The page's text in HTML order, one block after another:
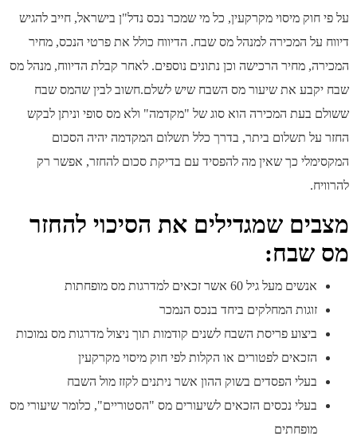
מיסוי מקרקעין, כל מי שמכר נכס נדל"ן בישראל, חייב להגיש
על המכירה למנהל מס שבח. הדיווח כולל את פרטי הנכס, מחיר
מחיר הרכישה וכן נתונים נוספים. לאחר קבלת הדיווח, מנהל מס
את שיעור מס השבח שיש לשלם.חשוב לבין שהמס שבח
בעת המכירה הוא סוג של "מקדמה" ולא מס סופי וניתן לבקש
תשלום ביתר, בדרך כלל תשלום המקדמה יהיה הסכום
כך שאין מה להפסיד עם בדיקת סכום להחזר, אפשר רק
שמגדילים את הסיכוי להחזר
שבח:
אנשים מעל גיל 60 אשר זכאים למדרגות מס מופחתות
זוגות המחלקים ביחד בנכס הנמכר
ביצוע פריסת השבח לשנים קודמות תוך ניצול מדרגות מס נמוכות
הזכאים לפטורים או הקלות לפי חוק מיסוי מקרקעין
בעלי הפסדים בשוק ההון אשר ניתנים לקזז מול השבח
בעלי נכסים הזכאים לשיעורים מס "הסטוריים", כלומר שיעורי מס
מופחתים